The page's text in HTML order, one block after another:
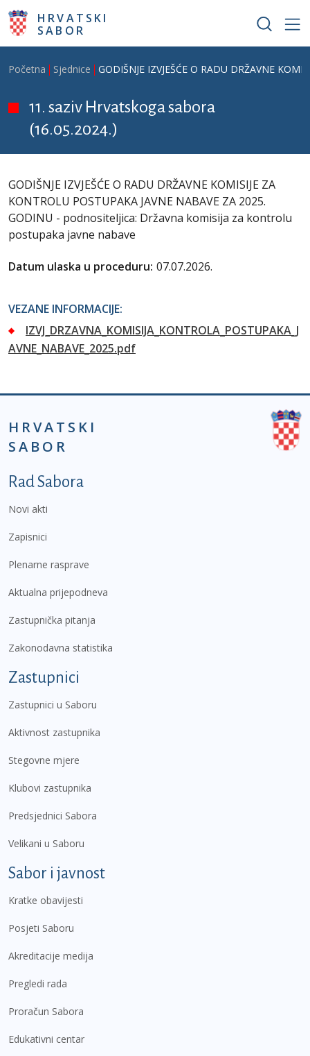
Skoči na glavni sadržaj
HRVATSKI
SABOR
Breadcrumb
Početna Sjednice GODIŠNJE IZVJEŠĆE O RADU DRŽAVNE
11. saziv Hrvatskoga sabora
(16.05.2024.)
GODIŠNJE IZVJEŠĆE O RADU DRŽAVNE KOMISIJE ZA
KONTROLU POSTUPAKA JAVNE NABAVE ZA 2025.
GODINU - podnositeljica: Državna komisija za kontrolu
postupaka javne nabave
Datum ulaska u proceduru: 07.07.2026.
VEZANE INFORMACIJE:
IZVJ_DRZAVNA_KOMISIJA_KONTROLA_POSTUPAKA_J
AVNE_NABAVE_2025.pdf
HRVATSKI
SABOR
Podnožje prvi izbornik
Rad Sabora
Novi akti
Zapisnici
Plenarne rasprave
Aktualna prijepodneva
Zastupnička pitanja
Zakonodavna statistika
Zastupnici
Zastupnici u Saboru
Aktivnost zastupnika
Stegovne mjere
Klubovi zastupnika
Predsjednici Sabora
Velikani u Saboru
Sabor i javnost
Kratke obavijesti
Posjeti Saboru
Akreditacije medija
Pregledi rada
Proračun Sabora
Edukativni centar